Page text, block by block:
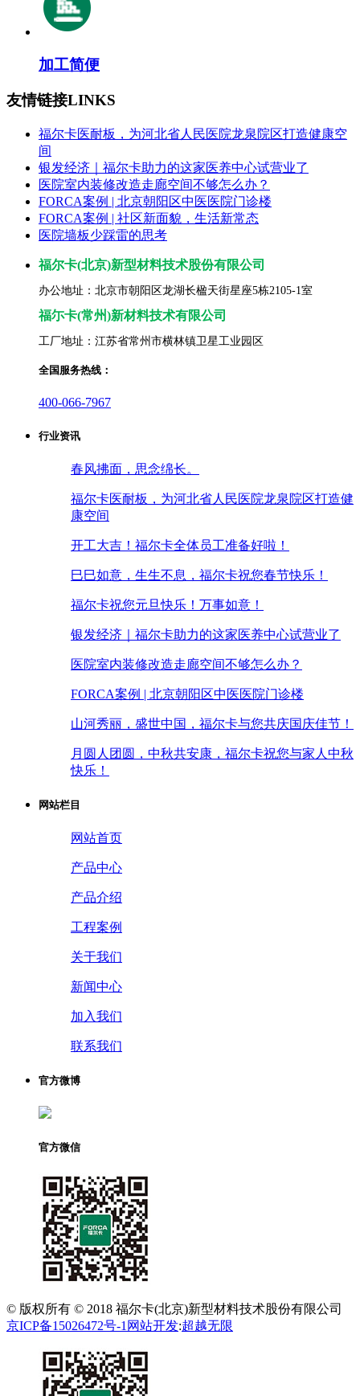
加工简便
友情链接LINKS
福尔卡医耐板，为河北省人民医院龙泉院区打造健康空
间
银发经济｜福尔卡助力的这家医养中心试营业了
医院室内装修改造走廊空间不够怎么办？
FORCA案例 | 北京朝阳区中医医院门诊楼
FORCA案例 | 社区新面貌，生活新常态
医院墙板少踩雷的思考
福尔卡(北京)新型材料技术股份有限公司
办公地址：北京市朝阳区龙湖长楹天街星座5栋2105-1室
福尓卡(常州)新材料技术有限公司
工厂地址：江苏省常州市横林镇卫星工业园区
全国服务热线：
400-066-7967
行业资讯
春风拂面，思念绵长。
福尔卡医耐板，为河北省人民医院龙泉院区打造健
康空间
开工大吉！福尔卡全体员工准备好啦！
巳巳如意，生生不息，福尔卡祝您春节快乐！
福尔卡祝您元旦快乐！万事如意！
银发经济｜福尔卡助力的这家医养中心试营业了
医院室内装修改造走廊空间不够怎么办？
FORCA案例 | 北京朝阳区中医医院门诊楼
山河秀丽，盛世中国，福尔卡与您共庆国庆佳节！
月圆人团圆，中秋共安康，福尔卡祝您与家人中秋
快乐！
网站栏目
网站首页
产品中心
产品介绍
工程案例
关于我们
新闻中心
加入我们
联系我们
官方微博
官方微信
© 版权所有 © 2018 福尔卡(北京)新型材料技术股份有限公司
京ICP备15026472号-1 网站开发:超越无限